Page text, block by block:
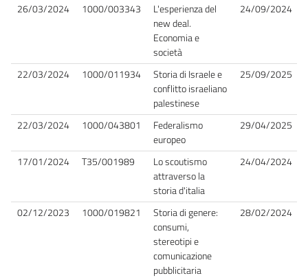
26/03/2024 1000/003343
L'esperienza del
new deal.
Economia e
società
24/09/2024
22/03/2024 1000/011934
Storia di Israele e
conflitto israeliano
palestinese
25/09/2025
22/03/2024 1000/043801
Federalismo
europeo
29/04/2025
17/01/2024 T35/001989
Lo scoutismo
attraverso la
storia d'italia
24/04/2024
02/12/2023 1000/019821
Storia di genere:
consumi,
stereotipi e
comunicazione
pubblicitaria
28/02/2024